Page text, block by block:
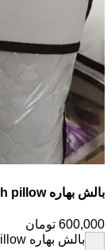
بالش بهاره bahareh pillow
600,000 تومان
بالش بهاره bahareh pillow عدد